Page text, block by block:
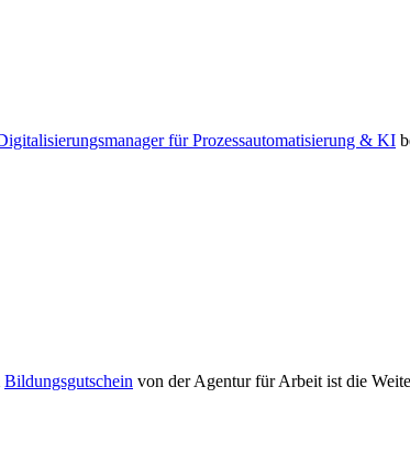
für Prozessautomatisierung & KI
Bildungsgutschein von der Agentur für Arbeit ist die